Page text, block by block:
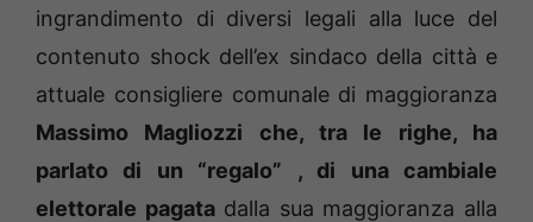
ingrandimento di diversi legali alla luce del
contenuto shock dell’ex sindaco della città e
attuale consigliere comunale di maggioranza
Massimo Magliozzi che, tra le righe, ha
parlato di un “regalo” , di una cambiale
elettorale pagatadalla sua maggioranza alla